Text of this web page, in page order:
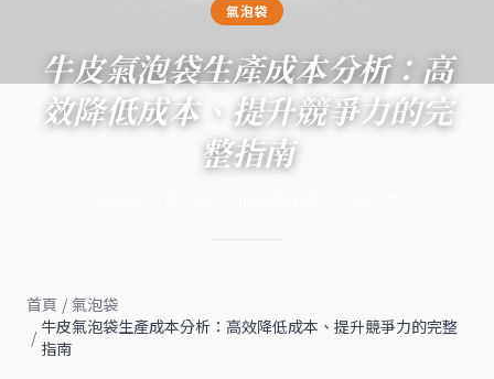
氣泡袋
牛皮氣泡袋生產成本分析：高
效降低成本、提升競爭力的完
整指南
首頁 / 氣泡袋
/ 牛皮氣泡袋生產成本分析：高效降低成本、提升競爭力的完整
指南